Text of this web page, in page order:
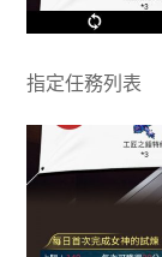
指定任務列表